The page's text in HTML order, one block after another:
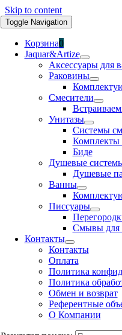
Skip to content
Toggle Navigation
Корзина0
Jaquar&Artize
Аксессуары для
Раковины
Смесители
Унитазы
Системы
Комплекты
Биде
Душевые
Душевые
Ванны
Писсуары
Смывы для
Контакты
Контакты
Оплата
Политика
Политика
Обмен и возврат
Референтные
О Компании